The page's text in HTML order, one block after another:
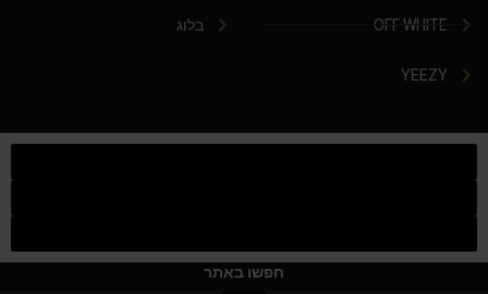
OFF WHITE
YEEZY
בלוג
חפשו באתר